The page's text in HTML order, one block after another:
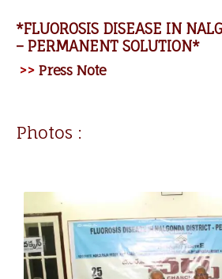
*FLUOROSIS DISEASE IN
– PERMANENT SOLUTION*
>> Press Note
Photos :